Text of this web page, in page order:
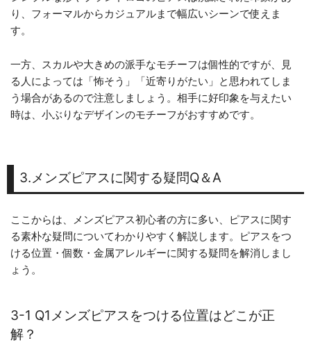
り、フォーマルからカジュアルまで幅広いシーンで使えま
す。
一方、スカルや大きめの派手なモチーフは個性的ですが、見
る人によっては「怖そう」「近寄りがたい」と思われてしま
う場合があるので注意しましょう。相手に好印象を与えたい
時は、小ぶりなデザインのモチーフがおすすめです。
3.メンズピアスに関する疑問Q＆A
ここからは、メンズピアス初心者の方に多い、ピアスに関す
る素朴な疑問についてわかりやすく解説します。ピアスをつ
ける位置・個数・金属アレルギーに関する疑問を解消しまし
ょう。
3-1 Q1メンズピアスをつける位置はどこが正
解？